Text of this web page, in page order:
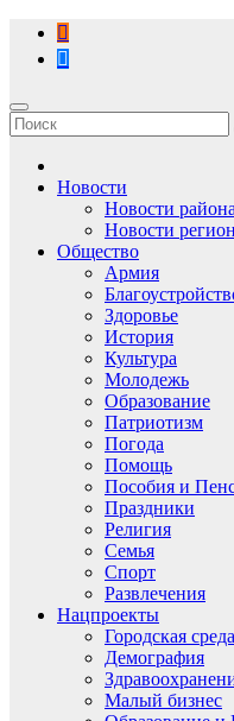
Перейти
содержимому
Новости
Новости района
Новости
Общество
Армия
Здоровье
История
Культура
Молодежь
Образование
Патриотизм
Погода
Помощь
Пособия и
Праздники
Религия
Семья
Спорт
Развлечения
Нацпроекты
Городская среда
Демография
Малый бизнес